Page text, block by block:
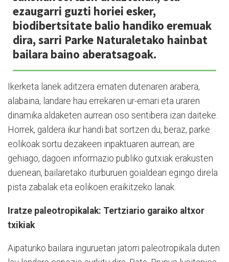
ezaugarri guzti horiei esker,
biodibertsitate balio handiko eremuak
dira, sarri Parke Naturaletako hainbat
bailara baino aberatsagoak.
Ikerketa lanek aditzera ematen dutenaren arabera,
alabaina, landare hau errekaren ur-emari eta uraren
dinamika aldaketen aurrean oso sentibera izan daiteke.
Horrek, galdera ikur handi bat sortzen du, beraz, parke
eolikoak sortu dezakeen inpaktuaren aurrean; are
gehiago, dagoen informazio publiko gutxiak erakusten
duenean, bailaretako iturburuen goialdean egingo direla
pista zabalak eta eolikoen eraikitzeko lanak.
Iratze paleotropikalak: Tertziario garaiko altxor
txikiak
Aipaturiko bailara inguruetan jatorri paleotropikala duten